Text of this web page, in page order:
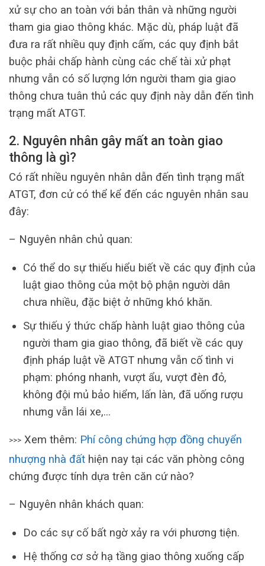
xử sự cho an toàn với bản thân và những người
tham gia giao thông khác. Mặc dù, pháp luật đã
đưa ra rất nhiều quy định cấm, các quy định bắt
buộc phải chấp hành cùng các chế tài xử phạt
nhưng vẫn có số lượng lớn người tham gia giao
thông chưa tuân thủ các quy định này dẫn đến tình
trạng mất ATGT.
2. Nguyên nhân gây mất an toàn giao
thông là gì?
Có rất nhiều nguyên nhân dẫn đến tình trạng mất
ATGT, đơn cử có thể kể đến các nguyên nhân sau
đây:
– Nguyên nhân chủ quan:
Có thể do sự thiếu hiểu biết về các quy định của
luật giao thông của một bộ phận người dân
chưa nhiều, đặc biệt ở những khó khăn.
Sự thiếu ý thức chấp hành luật giao thông của
người tham gia giao thông, đã biết về các quy
định pháp luật về ATGT nhưng vẫn cố tình vi
phạm: phóng nhanh, vượt ẩu, vượt đèn đỏ,
không đội mủ bảo hiểm, lấn làn, đã uống rượu
nhưng vẫn lái xe,…
>>> Xem thêm: Phí công chứng hợp đồng chuyển
nhượng nhà đất hiện nay tại các văn phòng công
chứng được tính dựa trên căn cứ nào?
– Nguyên nhân khách quan:
Do các sự cố bất ngờ xảy ra với phương tiện.
Hệ thống cơ sở hạ tầng giao thông xuống cấp